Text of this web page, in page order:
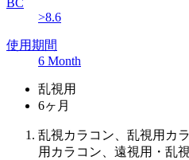
BC
>8.6
使用期間
6 Month
乱視用
6ヶ月
乱視カラコン、乱視用カ
用カラコン、遠視用・乱